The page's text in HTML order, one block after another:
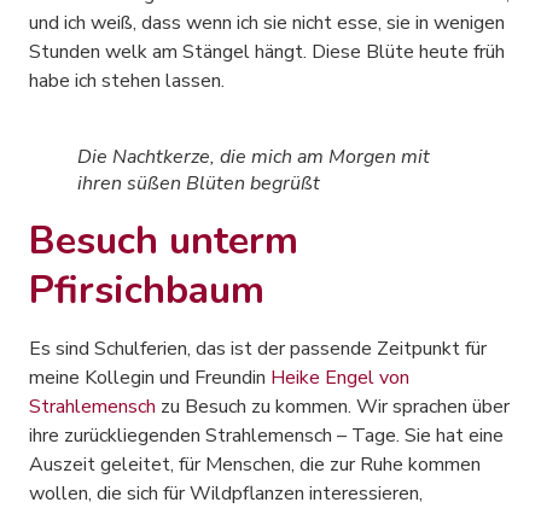
und ich weiß, dass wenn ich sie nicht esse, sie in wenigen
Stunden welk am Stängel hängt. Diese Blüte heute früh
habe ich stehen lassen.
Die Nachtkerze, die mich am Morgen mit
ihren süßen Blüten begrüßt
Besuch unterm
Pfirsichbaum
Es sind Schulferien, das ist der passende Zeitpunkt für
meine Kollegin und Freundin Heike Engel von
Strahlemensch zu Besuch zu kommen. Wir sprachen über
ihre zurückliegenden Strahlemensch – Tage. Sie hat eine
Auszeit geleitet, für Menschen, die zur Ruhe kommen
wollen, die sich für Wildpflanzen interessieren,